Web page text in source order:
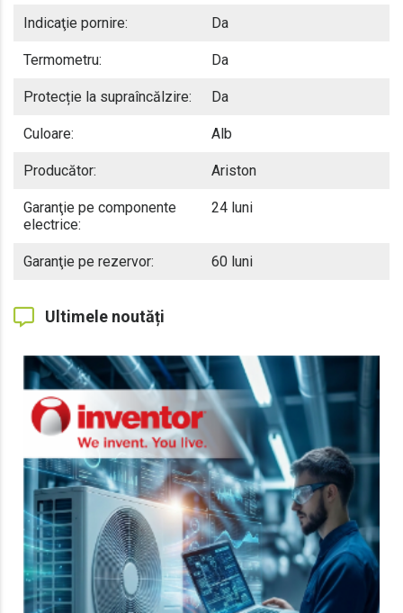
Indicaţie pornire: Da
Termometru: Da
Protecție la supraîncălzire: Da
Culoare: Alb
Producător: Ariston
Garanţie pe componente
electrice:
24 luni
Garanţie pe rezervor: 60 luni
Ultimele noutăți